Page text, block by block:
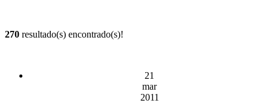
270 resultado(s) encontrado(s)!
21
mar
2011